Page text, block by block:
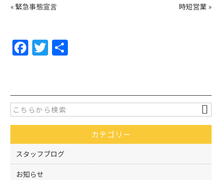
« 緊急事態宣言 時短営業 »
F
a
e
b
o
o
k
T
w
er
カテゴリー
スタッフブログ
お知らせ